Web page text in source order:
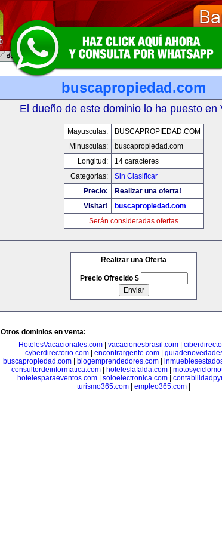
buscapropiedad.com
El dueño de este dominio lo ha puesto en
Mayusculas:
BUSCAPROPIEDAD.COM
Minusculas:
buscapropiedad.com
Longitud:
14 caracteres
Categorias:
Sin Clasificar
Precio:
Realizar una oferta!
Visitar!
buscapropiedad.com
Serán consideradas ofertas
Realizar una Oferta
Precio Ofrecido $
Otros dominios en venta:
HotelesVacacionales.com| vacacionesbrasil.com|
cyberdirectorio.com| encontrargente.com|
buscapropiedad.com| blogemprendedores.com|
consultordeinformatica.com| hoteleslafalda.com|
hotelesparaeventos.com
soloelectronica.com
turismo365.com
empleo365.com